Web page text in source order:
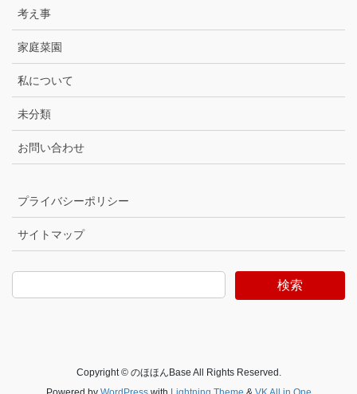
考え事
家庭菜園
私について
未分類
お問い合わせ
プライバシーポリシー
サイトマップ
検索
Copyright © のほほんBase All Rights Reserved.